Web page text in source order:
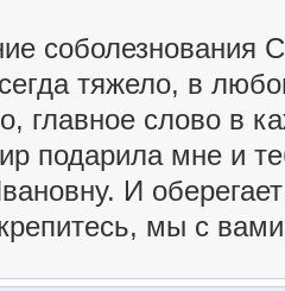
соболезнования
тяжело, в
главное слово в
подарила мне и
И
мы с